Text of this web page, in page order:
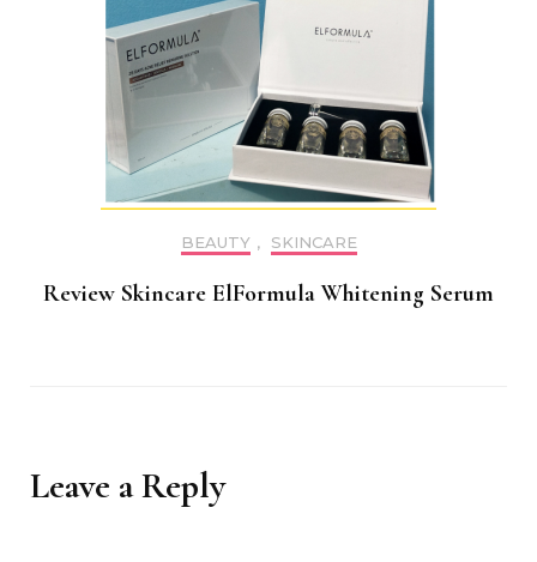
BEAUTY , SKINCARE
Review Skincare ElFormula Whitening Serum
Leave a Reply